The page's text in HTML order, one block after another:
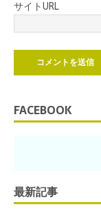
サイトURL
FACEBOOK
最新記事